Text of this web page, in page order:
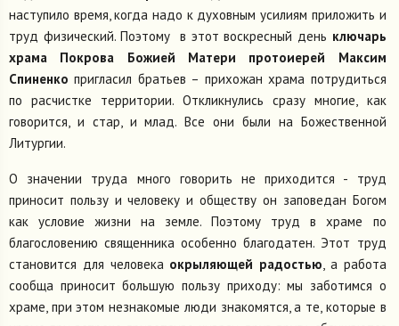
наступило время, когда надо к духовным усилиям приложить и
труд физический. Поэтому в этот воскресный день ключарь
храма Покрова Божией Матери протоиерей Максим
Спиненко пригласил братьев – прихожан храма потрудиться
по расчистке территории. Откликнулись сразу многие, как
говорится, и стар, и млад. Все они были на Божественной
Литургии.
О значении труда много говорить не приходится - труд
приносит пользу и человеку и обществу он заповедан Богом
как условие жизни на земле. Поэтому труд в храме по
благословению священника особенно благодатен. Этот труд
становится для человека окрыляющей радостью, а работа
сообща приносит большую пользу приходу: мы заботимся о
храме, при этом незнакомые люди знакомятся, а те, которые в